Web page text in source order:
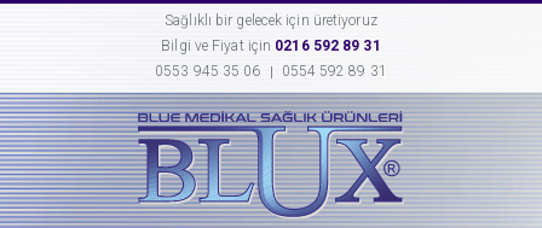
Sağlıklı bir gelecek için üretiyoruz
Bilgi ve Fiyat için 0216 592 89 31
0553 945 35 06
0554 592 89 31